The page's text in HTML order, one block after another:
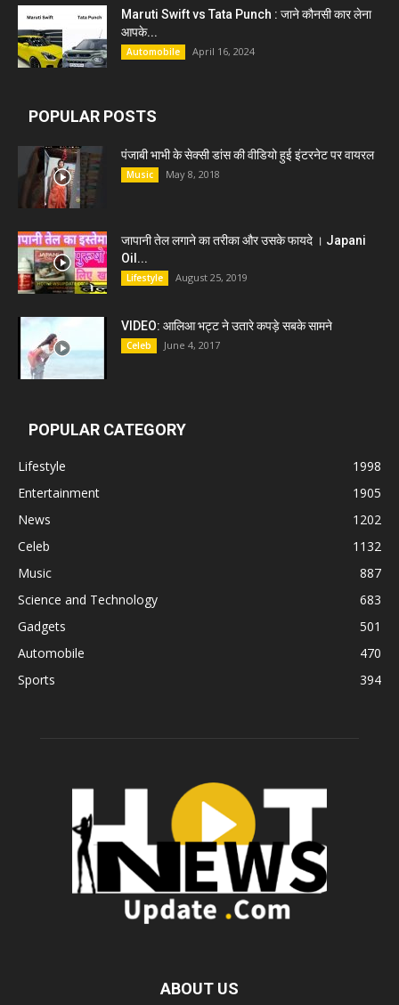
Maruti Swift vs Tata Punch : जाने कौनसी कार लेना
आपके...
Automobile April 16, 2024
POPULAR POSTS
पंजाबी भाभी के सेक्सी डांस की वीडियो हुई इंटरनेट पर वायरल
Music May 8, 2018
जापानी तेल लगाने का तरीका और उसके फायदे । Japani
Oil...
Lifestyle August 25, 2019
VIDEO: आलिआ भट्ट ने उतारे कपड़े सबके सामने
Celeb June 4, 2017
POPULAR CATEGORY
Lifestyle
1998
Entertainment
1905
News
1202
Celeb
1132
Music
887
Science and Technology
683
Gadgets
501
Automobile
470
Sports
394
ABOUT US